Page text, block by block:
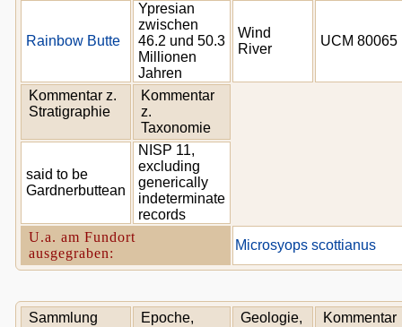
Rainbow Butte
Ypresian
zwischen
46.2 und 50.3
Millionen
Jahren
Wind
River
UCM 80065
Kommentar z.
Stratigraphie
Kommentar
z.
Taxonomie
said to be
Gardnerbuttean
NISP 11,
excluding
generically
indeterminate
records
U.a. am Fundort
ausgegraben:
Microsyops scottianus
Sammlung
Epoche,
Geologie,
Kommentar